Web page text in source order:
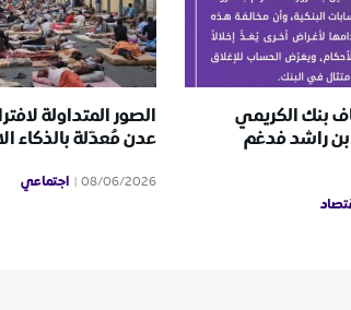
بنك الكريمي
راشد فدغم
الصور المتداولة
عدن مُعدّلة بالذكاء
08/06/2026 اجتماعي